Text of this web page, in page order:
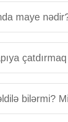
maye
bilərmi?